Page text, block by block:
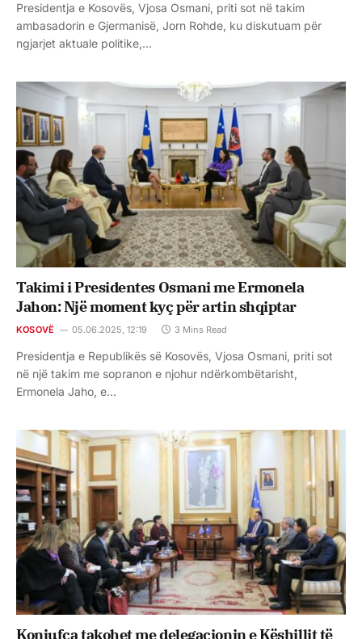
Presidentja e Kosovës, Vjosa Osmani, priti sot në takim
ambasadorin e Gjermanisë, Jorn Rohde, ku diskutuam për
ngjarjet aktuale politike,…
Takimi i Presidentes Osmani me Ermonela
Jahon: Një moment kyç për artin shqiptar
KOSOVË 05.06.2025, 12:19 3 Mins Read
Presidentja e Republikës së Kosovës, Vjosa Osmani, priti sot
në një takim me sopranon e njohur ndërkombëtarisht,
Ermonela Jaho, e…
Konjufca takohet me delegacionin e Këshillit të